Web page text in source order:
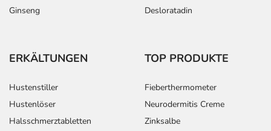
Ginseng
Desloratadin
ERKÄLTUNGEN
Hustenstiller
Hustenlöser
Halsschmerztabletten
TOP PRODUKTE
Fieberthermometer
Neurodermitis Creme
Zinksalbe